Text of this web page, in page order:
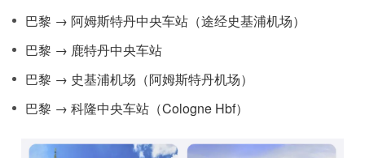
巴黎 → 阿姆斯特丹中央车站（途经史基浦机场）
巴黎 → 鹿特丹中央车站
巴黎 → 史基浦机场（阿姆斯特丹机场）
巴黎 → 科隆中央车站（Cologne Hbf）